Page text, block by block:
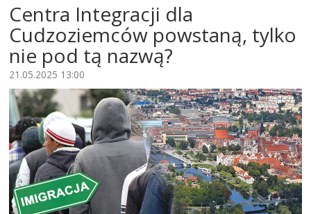
Centra Integracji dla
Cudzoziemców powstaną, tylko
nie pod tą nazwą?
21.05.2025 13:00